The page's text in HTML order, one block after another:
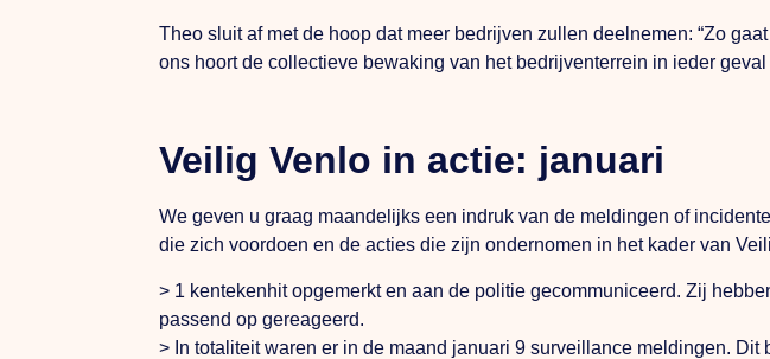
Theo sluit af met de hoop dat meer bedrijven zullen deelnemen: “Zo
ons hoort de collectieve bewaking van het bedrijventerrein in ieder
Veilig Venlo in actie: januari
We geven u graag maandelijks een indruk van de meldingen of
die zich voordoen en de acties die zijn ondernomen in het kader van
> 1 kentekenhit opgemerkt en aan de politie gecommuniceerd. Zij
passend op gereageerd.
> In totaliteit waren er in de maand januari 9 surveillance meldingen. Dit